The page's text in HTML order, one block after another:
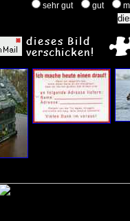
sehr gut gut